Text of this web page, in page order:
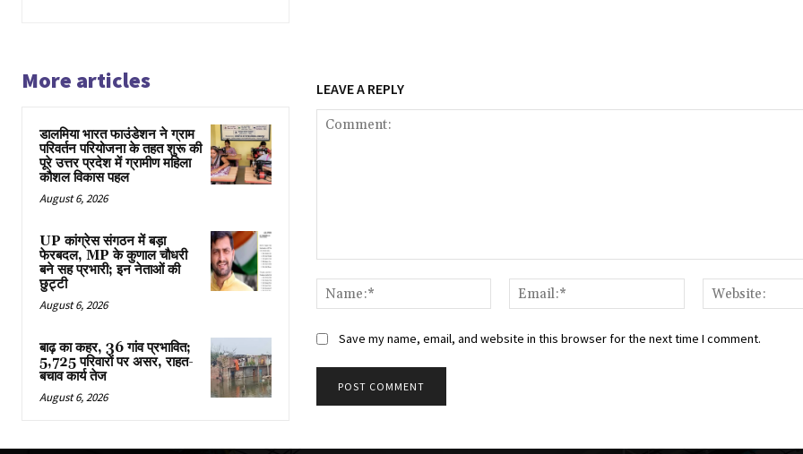
More articles
डालमिया भारत फाउंडेशन ने ग्राम
परिवर्तन परियोजना के तहत शुरू की
पूरे उत्तर प्रदेश में ग्रामीण महिला
कौशल विकास पहल
August 6, 2026
UP कांग्रेस संगठन में बड़ा
फेरबदल, MP के कुणाल चौधरी
बने सह प्रभारी; इन नेताओं की
छुट्टी
August 6, 2026
बाढ़ का कहर, 36 गांव प्रभावित;
5,725 परिवारों पर असर, राहत-
बचाव कार्य तेज
August 6, 2026
LEAVE A REPLY
Name:*
Email:*
Save my name, email, and website in this browser for the next time I comment.